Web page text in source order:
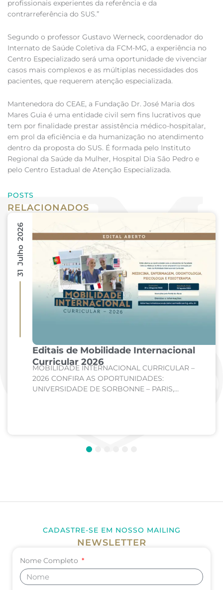
profissionais experientes da referência e da
contrarreferência do SUS.”
Segundo o professor Gustavo Werneck, coordenador do
Internato de Saúde Coletiva da FCM-MG, a experiência no
Centro Especializado será uma oportunidade de vivenciar
casos mais complexos e as múltiplas necessidades dos
pacientes, que requerem atenção especializada.
Mantenedora do CEAE, a Fundação Dr. José Maria dos
Mares Guia é uma entidade civil sem fins lucrativos que
tem por finalidade prestar assistência médico-hospitalar,
em prol da eficiência e da humanização no atendimento
dentro da proposta do SUS. É formada pelo Instituto
Regional da Saúde da Mulher, Hospital Dia São Pedro e
pelo Centro Estadual de Atenção Especializada.
POSTS
RELACIONADOS
Editais de Mobilidade Internacional
Curricular 2026
MOBILIDADE INTERNACIONAL CURRICULAR –
2026 CONFIRA AS OPORTUNIDADES:
UNIVERSIDADE DE SORBONNE – PARIS,
31 Julho 2026
4
CADASTRE-SE EM NOSSO MAILING
NEWSLETTER
Nome Completo